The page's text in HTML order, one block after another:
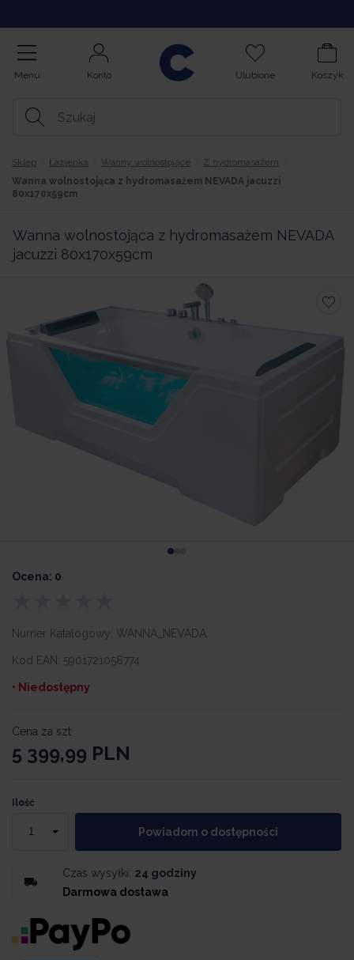
Menu Konto Ulubione Koszyk
Sklep Łazienka Wanny wolnostojące
Z hydromasażem
Wanna wolnostojąca z hydromasażem NEVADA jacuzzi
80x170x59cm
Wanna wolnostojąca z hydromasażem NEVADA
jacuzzi 80x170x59cm
Ocena: 0
Numer Katalogowy: WANNA_NEVADA
Kod EAN: 5901721058774
• Niedostępny
Cena za szt
5 399,99 PLN
Ilość
Powiadom o dostępności
Czas wysyłki: 24 godziny
Darmowa dostawa